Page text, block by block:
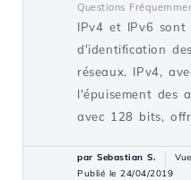
Questions
IPv4 et IPv6 sont
d'identification
réseaux. IPv4,
l'épuisement des
avec 128 bits,
par Sebastian S.
Publié le 24/04/2019